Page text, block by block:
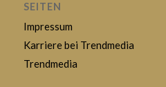
SEITEN
Impressum
Karriere bei Trendmedia
Trendmedia